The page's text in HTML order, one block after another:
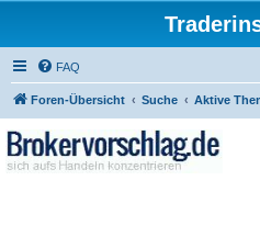
FAQ
Foren-Übersicht Suche Aktive